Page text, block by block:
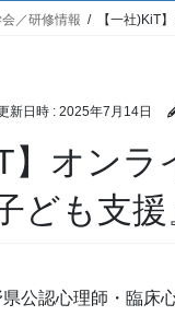
／研修情報 【一社)KiT
新日時 : 2025年7月14日
】オン
ども支援
公認心理師・臨床